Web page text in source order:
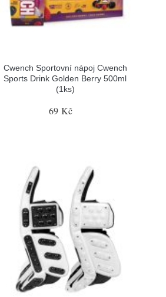
Cwench Sportovní nápoj Cwench
Sports Drink Golden Berry 500ml
(1ks)
69 Kč